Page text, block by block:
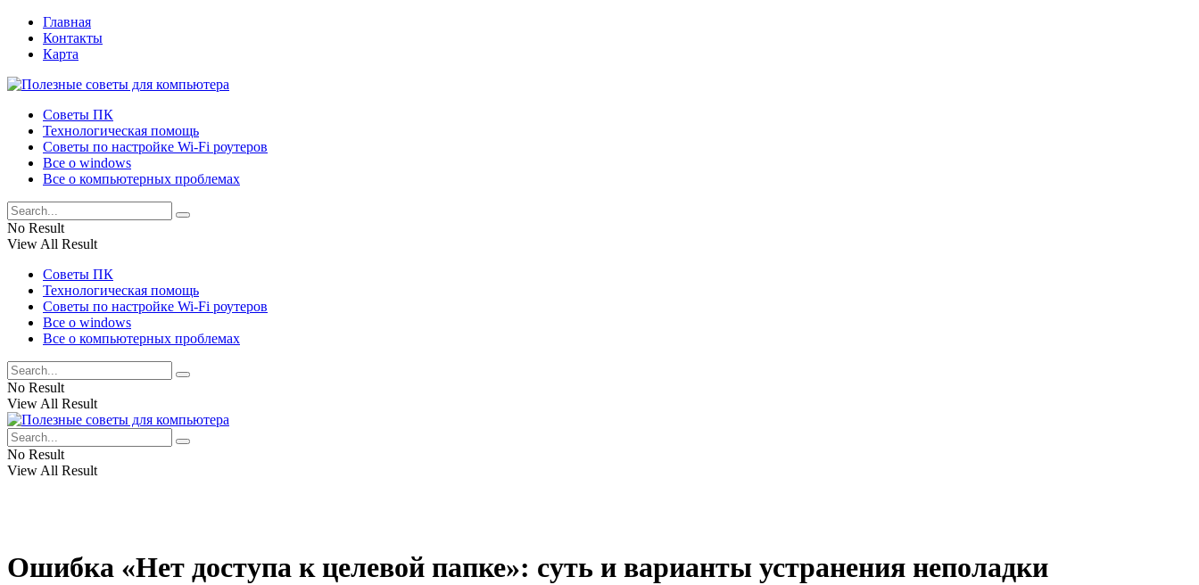
Главная
Контакты
Карта
Советы ПК
Технологическая помощь
Советы по настройке Wi-Fi роутеров
Все о windows
Все о компьютерных проблемах
No Result
View All Result
Советы ПК
Технологическая помощь
Советы по настройке Wi-Fi роутеров
Все о windows
Все о компьютерных проблемах
No Result
View All Result
No Result
View All Result
Ошибка «Нет доступа к целевой папке»: суть и варианты устранения неполадки